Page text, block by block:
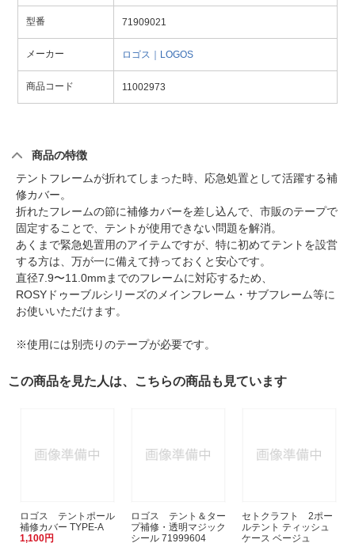
型番 71909021
メーカー ロゴス｜LOGOS
商品コード 11002973
商品の特徴
テントフレームが折れてしまった時、応急処置として活躍する補
修カバー。
折れたフレームの節に補修カバーを差し込んで、市販のテープで
固定することで、テントが使用できない問題を解消。
あくまで緊急処置用のアイテムですが、特に初めてテントを設営
する方は、万が一に備えて持っておくと安心です。
直径7.9〜11.0mmまでのフレームに対応するため、
ROSYドゥーブルシリーズのメインフレーム・サブフレーム等に
お使いいただけます。
※使用には別売りのテープが必要です。
この商品を見た人は、こちらの商品も見ています
ロゴス テントポール
補修カバー TYPE-A
1,100円
ロゴス テント＆ター
プ補修・透明マジック
シール 71999604
セトクラフト 2ポー
ルテント ティッシュ
ケース ベージュ